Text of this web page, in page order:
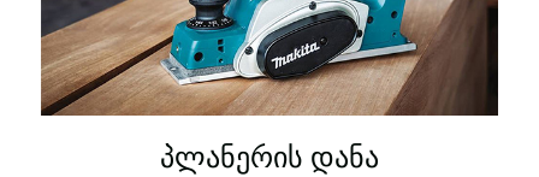
პლანერის დანა